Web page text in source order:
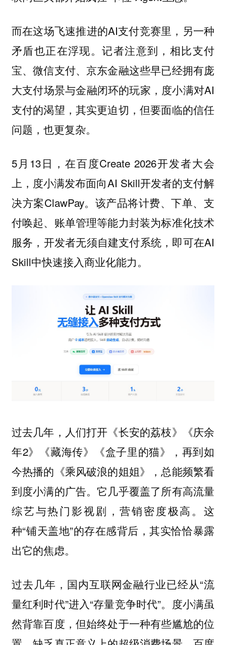
而在这场飞速推进的AI支付竞赛里，另一种
矛盾也正在浮现。记者注意到，相比支付
宝、微信支付、京东金融这些早已经拥有庞
大支付场景与金融闭环的玩家，度小满对AI
支付的渴望，其实更迫切，但要面临的信任
问题，也更复杂。
5月13日，在百度Create 2026开发者大会
上，度小满发布面向AI Skill开发者的支付解
决方案ClawPay。该产品将计费、下单、支
付唤起、账单管理等能力封装为标准化技术
服务，开发者无须自建支付系统，即可在AI
Skill中快速接入商业化能力。
过去几年，人们打开《长安的荔枝》《庆余
年2》《藏海传》《盒子里的猫》，再到如
今热播的《乘风破浪的姐姐》，总能频繁看
到度小满的广告。它几乎覆盖了所有高流量
综艺与热门影视剧，营销密度极高。这
种“铺天盖地”的存在感背后，其实恰恰暴露
出它的焦虑。
过去几年，国内互联网金融行业已经从“流
量红利时代”进入“存量竞争时代”。度小满虽
然背靠百度，但始终处于一种有些尴尬的位